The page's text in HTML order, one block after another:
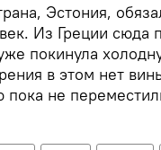
Эстония,
Из Греции сюда
покинула
в этом нет
пока не